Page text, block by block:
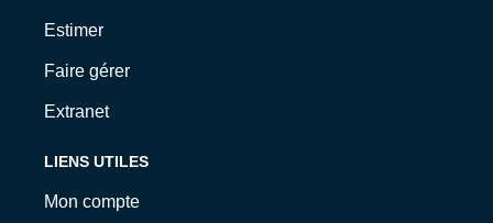
Estimer
Faire gérer
Extranet
LIENS UTILES
Mon compte